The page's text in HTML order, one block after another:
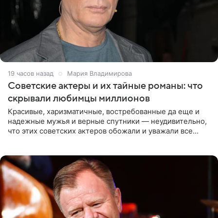
19 часов назад Мария Владимирова
Советские актеры и их тайные романы: что
скрывали любимцы миллионов
Красивые, харизматичные, востребованные да еще и
надежные мужья и верные спутники — неудивительно,
что этих советских актеров обожали и уважали все